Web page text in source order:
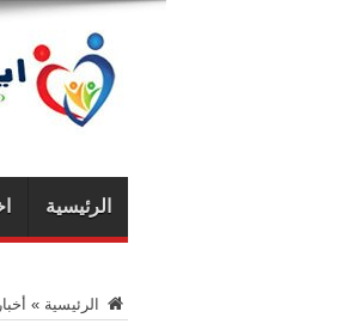
الرئيسية
الرئيسية »